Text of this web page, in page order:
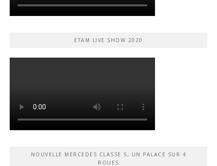
ETAM LIVE SHOW 2020
NOUVELLE MERCEDES CLASSE S, UN PALACE SUR 4
ROUES